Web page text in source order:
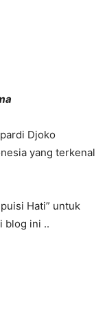
Djoko
yang terkenal
Hati” untuk
blog ini ..